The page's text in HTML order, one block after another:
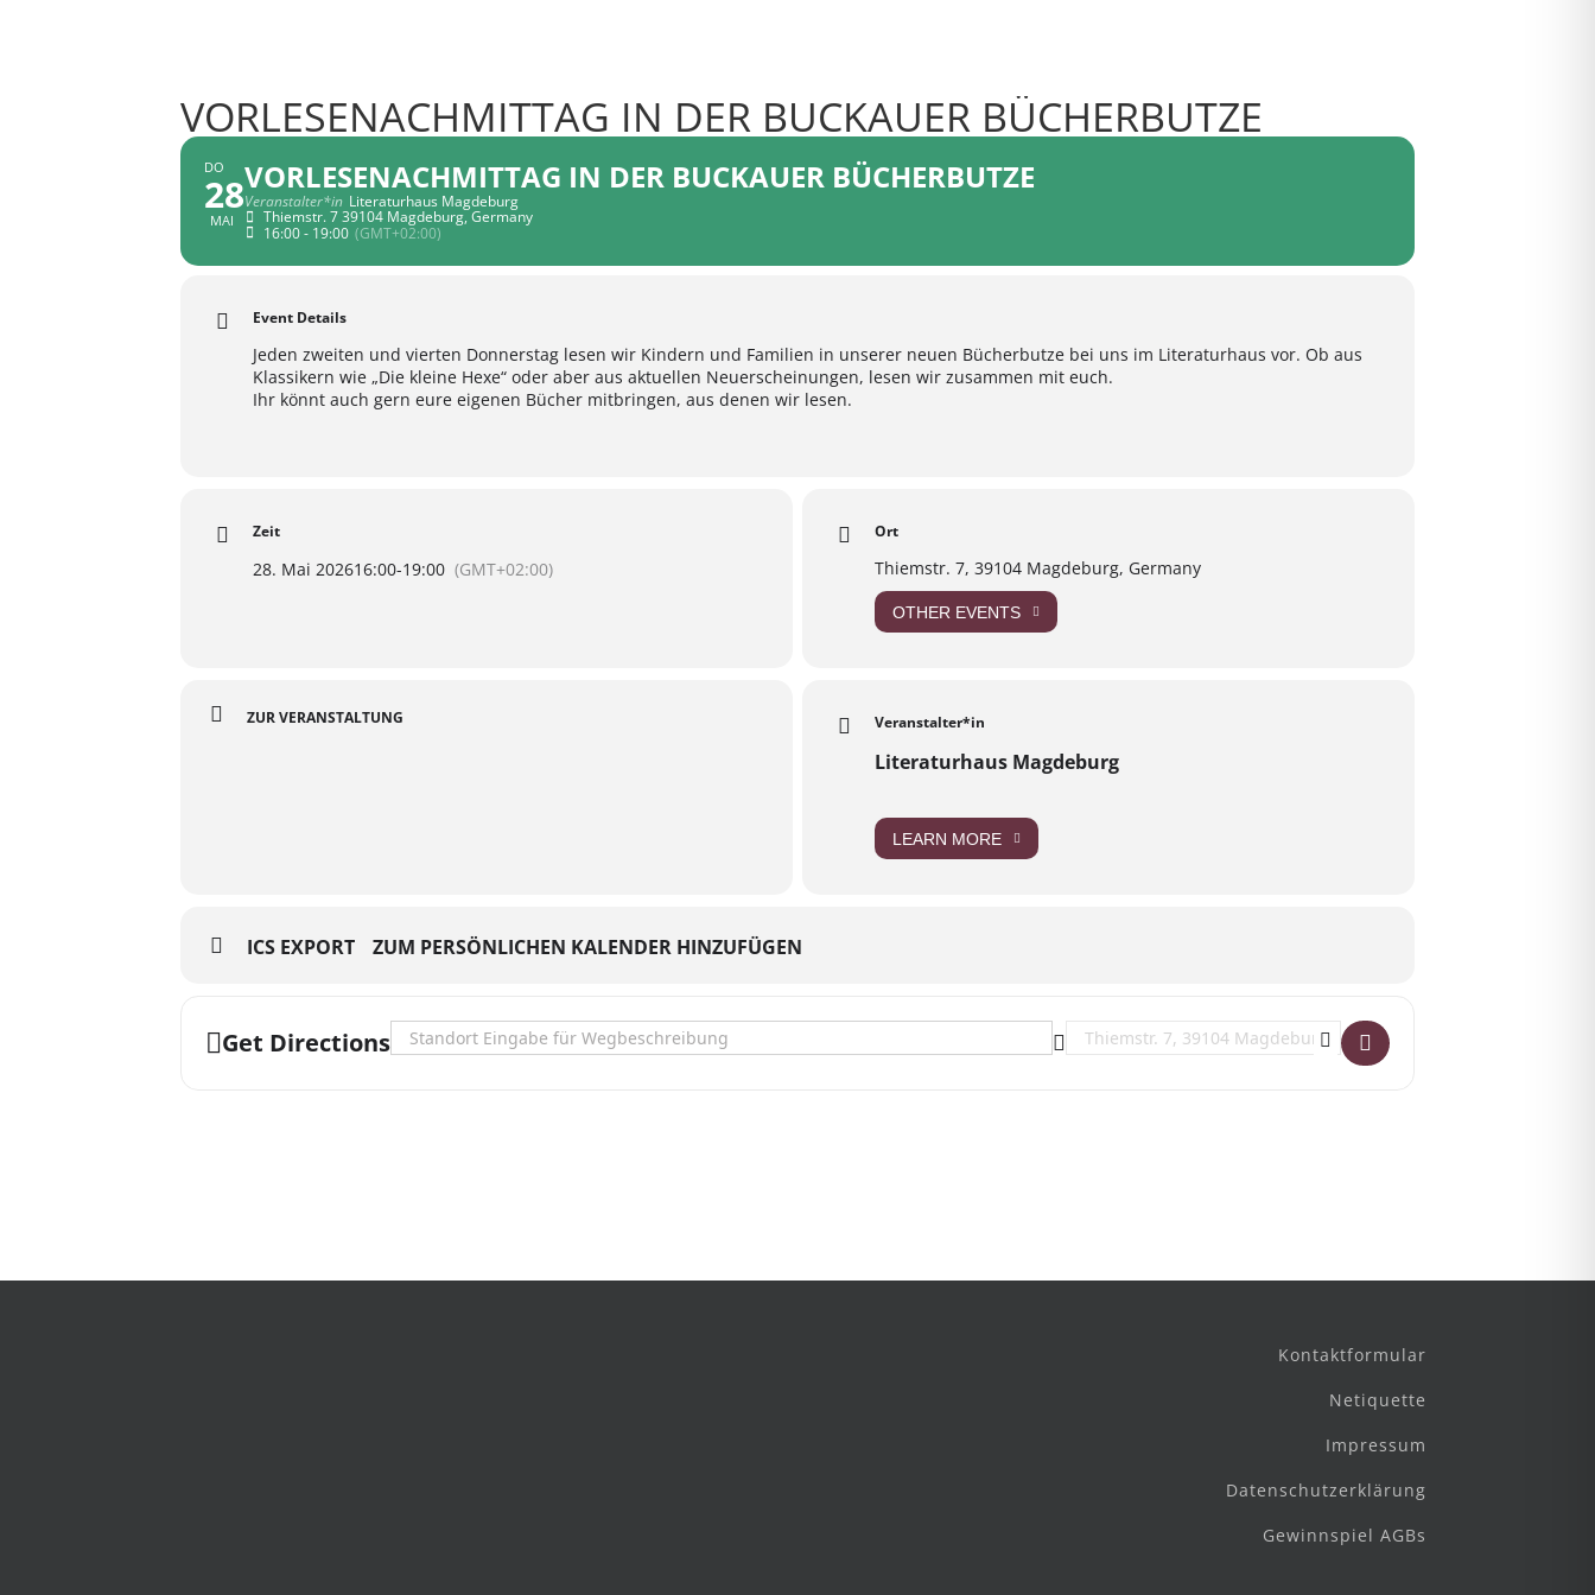
VORLESENACHMITTAG IN DER BUCKAUER BÜCHERBUTZE
DO
28
MAI
VORLESENACHMITTAG IN DER BUCKAUER BÜCHERBUTZE
Veranstalter*in Literaturhaus Magdeburg
Thiemstr. 7 39104 Magdeburg, Germany
16:00 - 19:00 (GMT+02:00)
Event Details
Jeden zweiten und vierten Donnerstag lesen wir Kindern und Familien in unserer neuen Bücherbutze bei uns im Literaturhaus vor. Ob aus
Klassikern wie „Die kleine Hexe“ oder aber aus aktuellen Neuerscheinungen, lesen wir zusammen mit euch.
Ihr könnt auch gern eure eigenen Bücher mitbringen, aus denen wir lesen.
Zeit
28. Mai 202616:00-19:00 (GMT+02:00)
Ort
Thiemstr. 7, 39104 Magdeburg, Germany
OTHER EVENTS
ZUR VERANSTALTUNG Veranstalter*in
Literaturhaus Magdeburg
LEARN MORE
ICS EXPORT ZUM PERSÖNLICHEN KALENDER HINZUFÜGEN
Get Directions Address - Vorlesenachmittag in der Buckauer Bücherbutze [] Destination Address - Vorlesenachmittag in der Buckauer
Kontaktformular
Netiquette
Impressum
Datenschutzerklärung
Gewinnspiel AGBs